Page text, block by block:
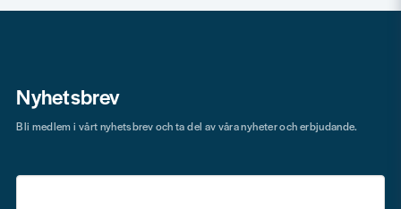
Nyhetsbrev
Bli medlem i vårt nyhetsbrev och ta del av våra nyheter och erbjudande.